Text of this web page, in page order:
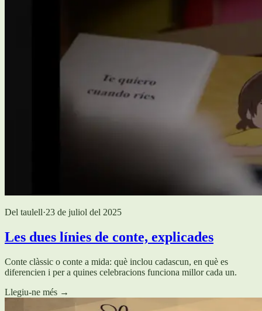
Del taulell·23 de juliol del 2025
Les dues línies de conte, explicades
Conte clàssic o conte a mida: què inclou cadascun, en què es
diferencien i per a quines celebracions funciona millor cada un.
Llegiu-ne més →